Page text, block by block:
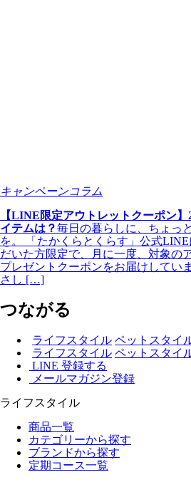
キャンペーンコラム
【LINE限定アウトレットクーポン
イテムは？毎日の暮らしに、ちょっ
を。 「たかくらとくらす」公式
だいた方限定で、月に一度、対象の
プレゼントクーポンをお届けしてい
さし […]
つながる
ライフスタイル ペットスタイ
ライフスタイル ペットスタイ
LINE 登録する
メールマガジン登録
ライフスタイル
商品一覧
カテゴリーから探す
ブランドから探す
定期コース一覧